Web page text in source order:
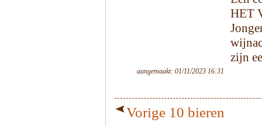
HET
zijn
aangemaakt: 01/11/2023 16:31
Vorige 10 bieren